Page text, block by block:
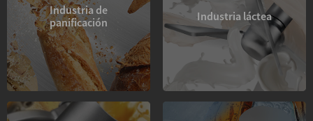
Industria de
panificación
Industria láctea